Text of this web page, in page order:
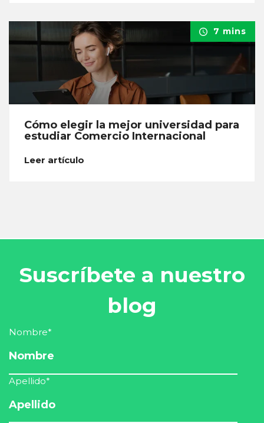
7 mins
Cómo elegir la mejor universidad para
estudiar Comercio Internacional
Leer artículo
Suscríbete a nuestro
blog
Nombre*
Apellido*